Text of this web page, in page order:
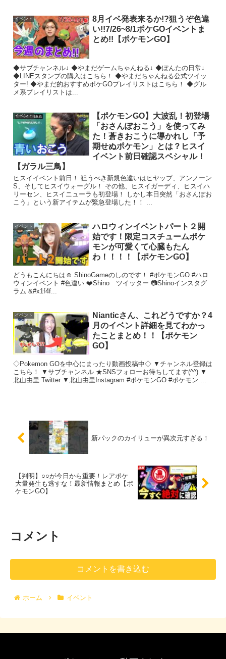
イベント
8月イベ発表来るか!?狙うぞ色違
い!!7/26~8/1ポケGOイベントま
とめ!!【ポケモンGO】
◆サブチャンネル↓ ◆やまだゲームちゃんねる↓ ◆ぽんたの日常↓
◆LINEスタンプの購入はこちら！ ◆やまだちゃんねる公式ツイッ
ター! ◆やまだ的おすすめポケGOプレイリストはこちら！ ◆グル
メ系プレイリストは...
イベント
【ポケモンGO】大波乱！初登場
「おさんぽおこう」を使ってみ
た！蒼きおこうに導かれし「予
期せぬポケモン」とは？ヒスイ
イベント前日確認スペシャル！
【ガラル三鳥】
ヒスイイベント前日！ 狙うべき新規色違いはヒヤップ、アンノーン
S、そしてヒスイウォーグル！ その他、ヒスイガーディ、ヒスイハ
リーセン、ヒスイニューラも初登場！ しかし本日突然「おさんぽお
こう」という新アイテムが緊急登場した！！ ...
イベント
ハロウィンイベントパート２開
始です！限定コスチュームポケ
モンが可愛くて心臓もたん
わ！！！！【ポケモンGO】
どうもこんにちは☺ ShinoGameのしのです！ #ポケモンGO #ハロ
ウィンイベント #色違い ❤️Shino ツイッター 📷Shinoインスタグ
ラム &#x1f4f...
イベント
Nianticさん、これどうですか？4
月のイベント詳細を見てわかっ
たことまとめ！！【ポケモン
GO】
◇Pokemon GOを中心にまったり動画投稿中◇ ▼チャンネル登録は
こちら！ ▼サブチャンネル ★SNSフォローお待ちしてます(^^) ▼
北山由里 Twitter ▼北山由里Instagram #ポケモンGO #ポケモン ...
新パックのカイリューが異次元すぎる！
【判明】○○が今日から重要！レアポケ
大量発生も逃すな！最新情報まとめ【ポ
ケモンGO】
コメント
コメントを書き込む
ホーム イベント